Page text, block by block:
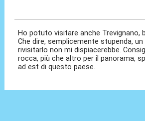
Ho potuto visitare anche Trevignano,
Che dire, semplicemente stupenda,
rivisitarlo non mi dispiacerebbe.
rocca, più che altro per il panorama,
ad est di questo paese.